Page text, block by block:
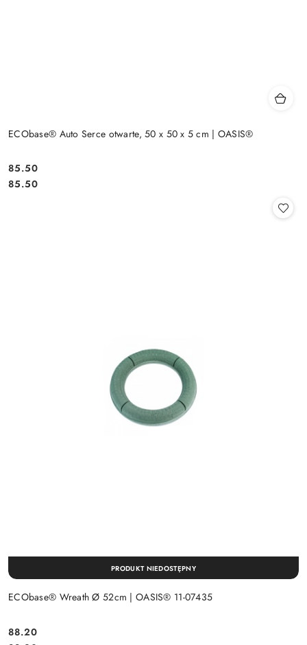
ECObase® Auto Serce otwarte, 50 x 50 x 5 cm | OASIS®
Cena:
85.50
Cena:
85.50
ECObase® Wreath Ø 52cm | OASIS® 11-07435
88.20
PRODUKT NIEDOSTĘPNY